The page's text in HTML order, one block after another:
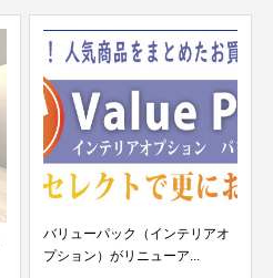
バリューパック（インテリアオ
プション）がリニューア...